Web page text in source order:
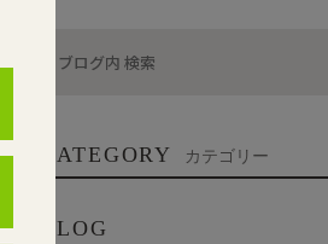
CATEGORY カテゴリー
BLOG